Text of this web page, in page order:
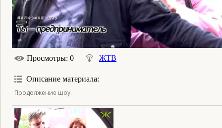
Просмотры: 0 ЖТВ
Описание материала:
Продолжение шоу.